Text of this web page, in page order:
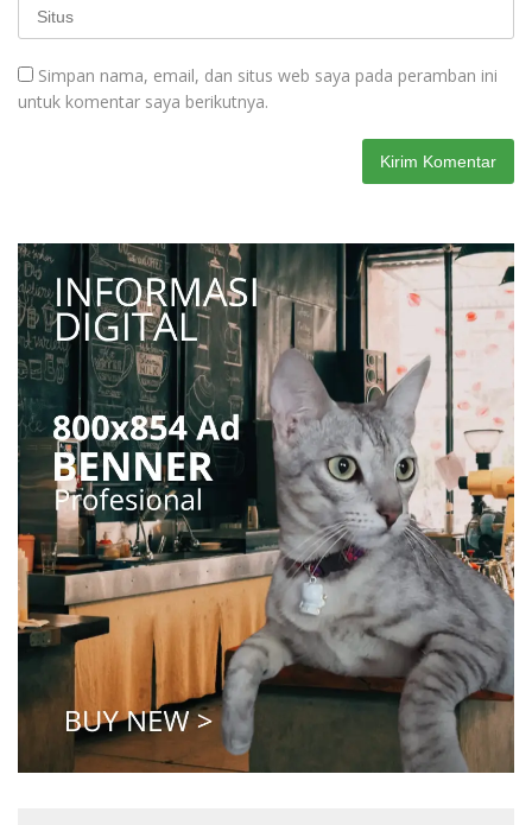
Simpan nama, email, dan situs web saya pada peramban ini
untuk komentar saya berikutnya.